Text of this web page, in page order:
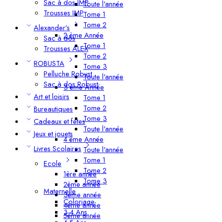
Trousses IMP
Alexander’s
Sac à dos
Trousses ALEX
ROBUSTA
Pelluche Robust
Sac à dos Robust
Art et loisirs
Bureautiques
Cadeaux et fetes
Jeux et jouets
Livres Scolaires
Ecole
1ère année
2ème année
3ème année
4ème année
5ème année
Toute l'année
Tome 1
Tome 2
2 ème Année
Tome 1
Tome 2
Tome 3
Toute l'année
3 ème Année
Tome 1
Tome 2
Tome 3
Toute l'année
4 ème Année
Toute l'année
Tome 1
Tome 2
Tome 3
Maternelle
Coloriage
3-4 Ans